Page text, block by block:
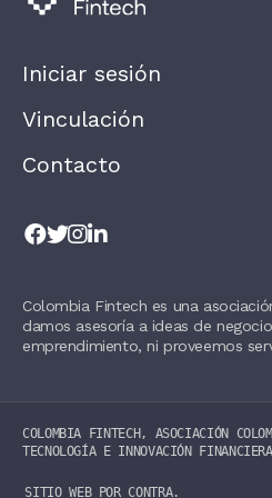
,
V
T
H
S
L
A
N
K
Iniciar sesión
Vinculación
Contacto
Colombia Fintech es una
damos asesoría a ideas de
emprendimiento, ni proveemos
COLOMBIA FINTECH, ASOCIACIÓN
TECNOLOGÍA E INNOVACIÓN
SITIO WEB POR CONTRA.